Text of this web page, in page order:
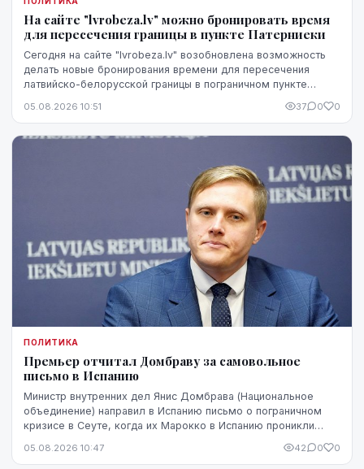
На сайте "lvrobeza.lv" можно бронировать время
для пересечения границы в пункте Патерниеки
Сегодня на сайте "lvrobeza.lv" возобновлена возможность
делать новые бронирования времени для пересечения
латвийско-белорусской границы в пограничном пункте
05.08.2026 10:51 37 0 0
ПОЛИТИКА
Премьер отчитал Домбраву за самовольное
письмо в Испанию
Министр внутренних дел Янис Домбрава (Национальное
объединение) направил в Испанию письмо о пограничном
кризисе в Сеуте, когда их Марокко в Испанию проникли
чувствительно.
05.08.2026 10:47 42 0 0